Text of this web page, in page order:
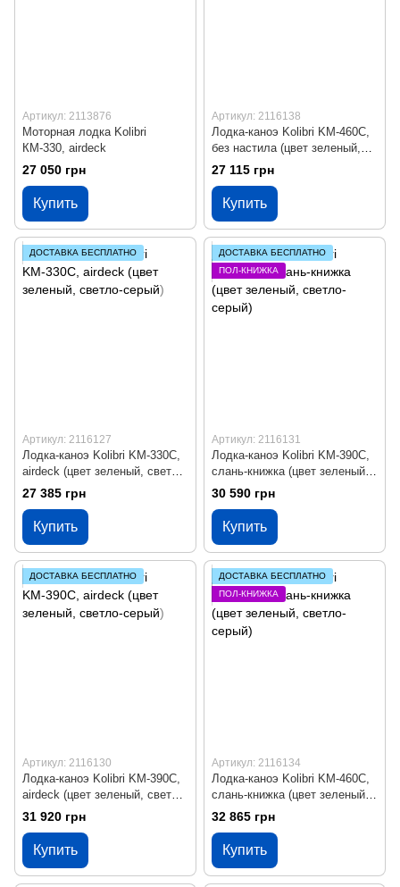
Артикул: 2113876
Моторная лодка Kolibri
КМ-330, airdeck
27 050 грн
Купить
Артикул: 2116138
Лодка-каноэ Kolibri KМ-460С,
без настила (цвет зеленый,
светло-серый)
27 115 грн
Купить
ДОСТАВКА БЕСПЛАТНО
Артикул: 2116127
Лодка-каноэ Kolibri KМ-330С,
airdeck (цвет зеленый, светло-
серый)
27 385 грн
Купить
ДОСТАВКА БЕСПЛАТНО
ПОЛ-КНИЖКА
Артикул: 2116131
Лодка-каноэ Kolibri KМ-390С,
слань-книжка (цвет зеленый,
светло-серый)
30 590 грн
Купить
ДОСТАВКА БЕСПЛАТНО
Артикул: 2116130
Лодка-каноэ Kolibri KМ-390С,
airdeck (цвет зеленый, светло-
серый)
31 920 грн
Купить
ДОСТАВКА БЕСПЛАТНО
ПОЛ-КНИЖКА
Артикул: 2116134
Лодка-каноэ Kolibri KМ-460С,
слань-книжка (цвет зеленый,
светло-серый)
32 865 грн
Купить